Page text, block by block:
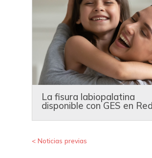
La fisura labiopalatina
disponible con GES en Red
Dávila
« Entradas más antiguas